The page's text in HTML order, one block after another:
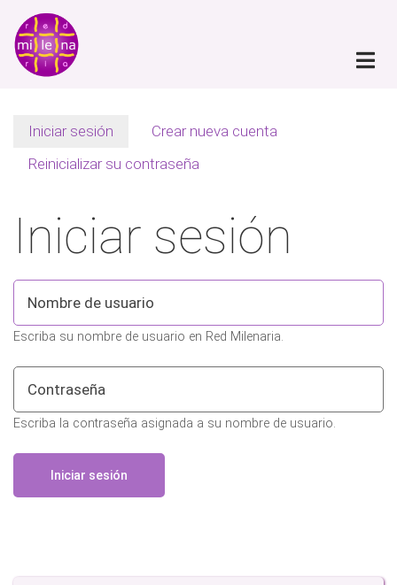
Pasar
contenido
Iniciar sesión (solapa
activa)
Crear nueva cuenta
Reinicializar su contraseña
Iniciar sesión
usuario
Escriba su nombre de usuario en Red Milenaria.
Escriba la contraseña asignada a su nombre de usuario.